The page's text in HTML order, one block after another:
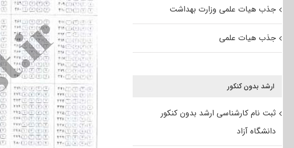
جذب هیات علمی وزارت بهداشت
جذب هیات علمی
ارشد بدون کنکور
ثبت نام کارشناسی ارشد بدون کنکور
دانشگاه آزاد